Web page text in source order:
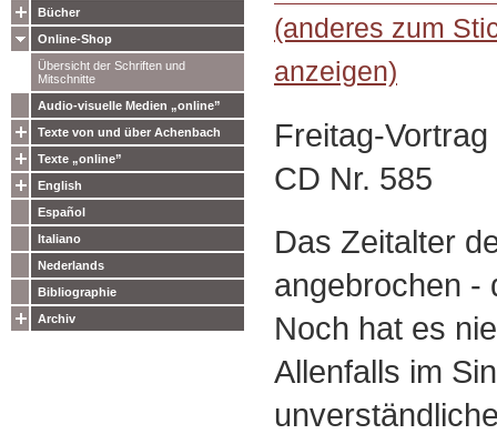
Bücher
Online-Shop
Übersicht der Schriften und
Mitschnitte
Audio-visuelle Medien „online”
Texte von und über Achenbach
Texte „online”
English
Español
Italiano
Nederlands
Bibliographie
Archiv
(anderes zum
anzeigen)
Freitag-
CD Nr. 585
Das Zeitalter
angebrochen -
Noch hat es
Allenfalls im